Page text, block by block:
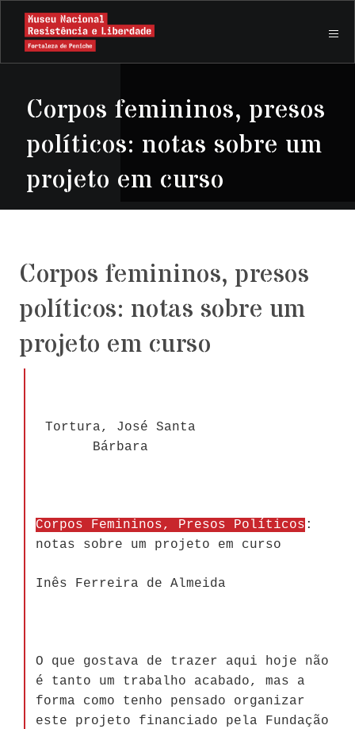
Corpos femininos, presos
políticos: notas sobre um
projeto em curso
Corpos femininos, presos
políticos: notas sobre um
projeto em curso
Tortura, José Santa
Bárbara
Corpos Femininos, Presos Políticos :
notas sobre um projeto em curso
Inês Ferreira de Almeida
O que gostava de trazer aqui hoje não
é tanto um trabalho acabado, mas a
forma como tenho pensado organizar
este projeto financiado pela Fundação